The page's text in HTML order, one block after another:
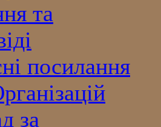
та
посилання
за